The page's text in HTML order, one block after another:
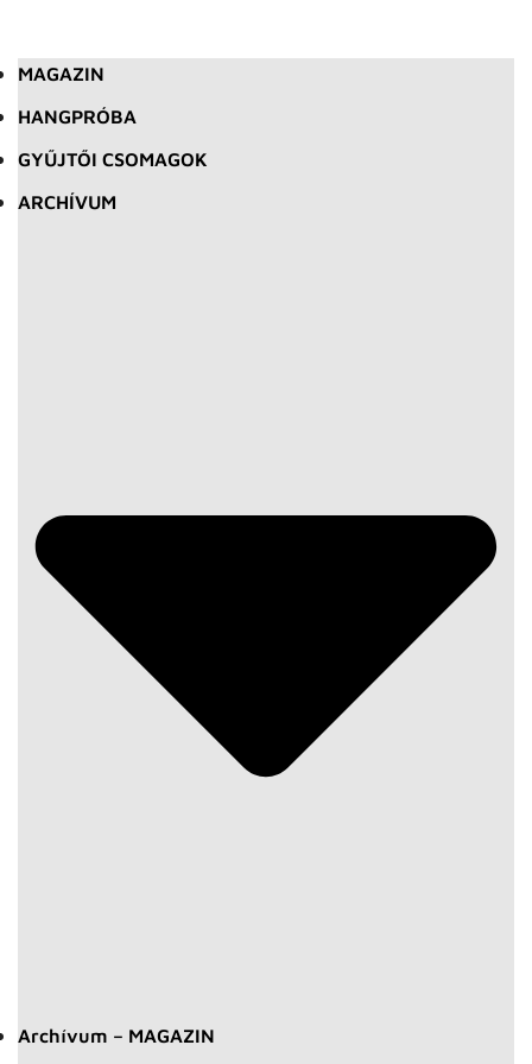
MAGAZIN
HANGPRÓBA
GYŰJTŐI CSOMAGOK
ARCHÍVUM
Archívum – MAGAZIN